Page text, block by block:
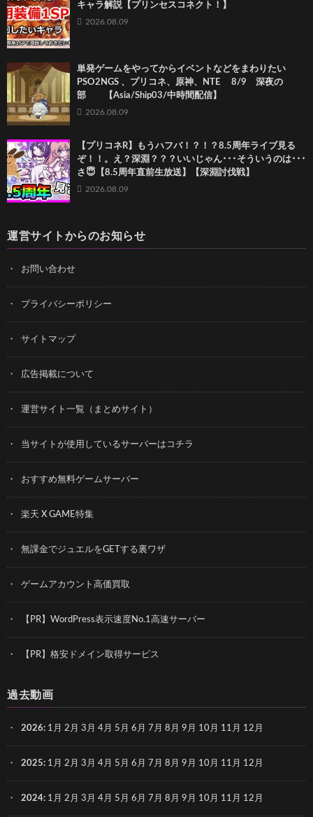
キャラ解説【プリンセスコネクト！】
2026.08.09
単発ゲームをやってからイベントなどをまわりたい
PSO2NGS 、プリコネ、原神、NTE 8/9 深夜の
部 【Asia/Ship03/中時間配信】
2026.08.09
【プリコネR】もうハフバ！？！？8.5周年ライブ見る
ぞ！！。え？深淵？？？いいじゃん･･･そういうのは･･･
さ😇【8.5周年直前生放送】【深淵討伐戦】
2026.08.09
運営サイトからのお知らせ
お問い合わせ
プライバシーポリシー
サイトマップ
広告掲載について
運営サイト一覧（まとめサイト）
当サイトが使用しているサーバーはコチラ
おすすめ無料ゲームサーバー
楽天 X GAME特集
無課金でジュエルをGETする裏ワザ
ゲームアカウント高価買取
【PR】WordPress表示速度No.1高速サーバー
【PR】格安ドメイン取得サービス
過去動画
2026: 1月 2月 3月 4月 5月 6月 7月 8月 9月 10月 11月 12月
2025: 1月 2月 3月 4月 5月 6月 7月 8月 9月 10月 11月 12月
2024: 1月 2月 3月 4月 5月 6月 7月 8月 9月 10月 11月 12月